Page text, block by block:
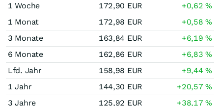
1 Woche
172,90 EUR +0,62%
1 Monat
172,98 EUR +0,58%
3 Monate
163,84 EUR +6,19%
6 Monate
162,86 EUR +6,83%
Lfd. Jahr
158,98 EUR +9,44%
1 Jahr
144,30 EUR +20,57%
3 Jahre
125,92 EUR +38,17%